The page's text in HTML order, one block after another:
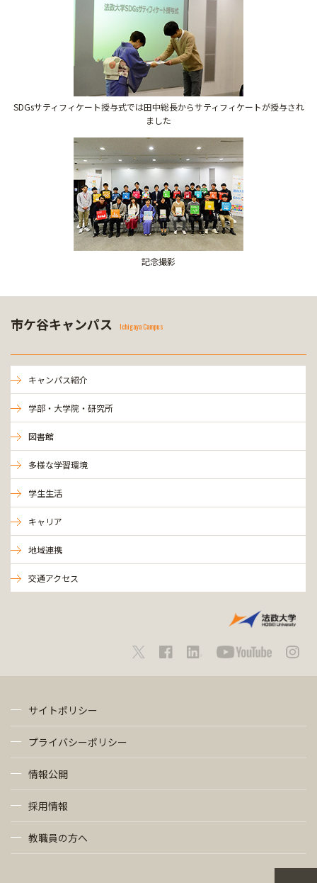
SDGsサティフィケート授与式では田中総長からサティフィケートが授与され
ました
記念撮影
市ケ谷キャンパス Ichigaya Campus
キャンパス紹介
学部・大学院・研究所
図書館
多様な学習環境
学生生活
キャリア
地域連携
交通アクセス
サイトポリシー
プライバシーポリシー
情報公開
採用情報
教職員の方へ